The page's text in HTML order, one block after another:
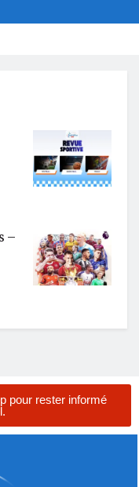
–
pour rester informé